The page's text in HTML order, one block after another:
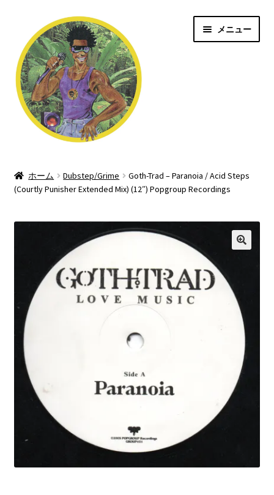
ゲ
ー
シ
ョ
ッ
プ
テ
ン
ツ
へ
メニュー
Shop
Dubstep/Grime
Rave/Hardcore
2step/UK Garage
Sale/Price Down
ホーム Dubstep/Grime
Goth-Trad ‎– Paranoia / Acid Steps
(Courtly Punisher Extended Mix) (12″) Popgroup Recordings